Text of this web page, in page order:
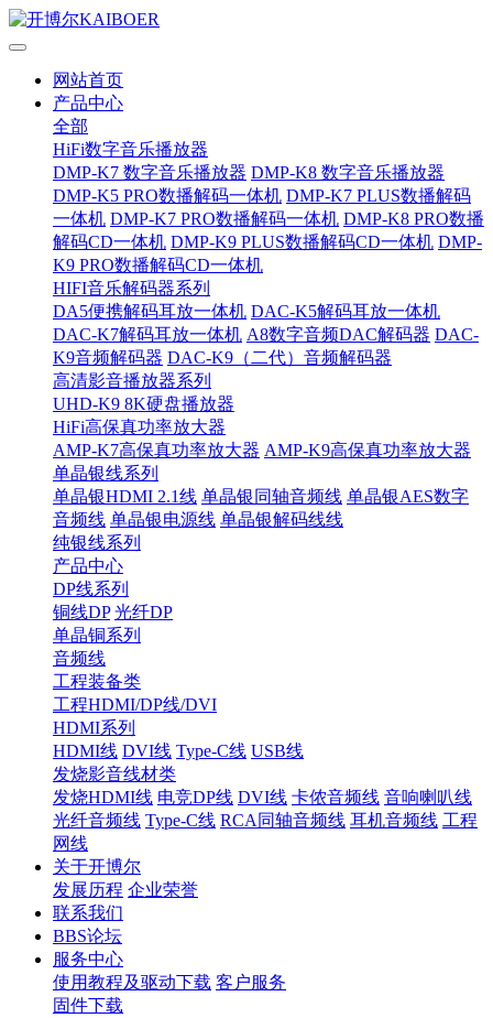
网站首页
产品中心
全部
HiFi数字音乐播放器
DMP-K7 数字音乐播放器 DMP-K8 数字音乐播放器
DMP-K5 PRO数播解码一体机 DMP-K7 PLUS数播解码
一体机 DMP-K7 PRO数播解码一体机 DMP-K8 PRO数播
解码CD一体机 DMP-K9 PLUS数播解码CD一体机 DMP-
K9 PRO数播解码CD一体机
HIFI音乐解码器系列
DA5便携解码耳放一体机 DAC-K5解码耳放一体机
DAC-K7解码耳放一体机 A8数字音频DAC解码器 DAC-
K9音频解码器 DAC-K9（二代）音频解码器
高清影音播放器系列
UHD-K9 8K硬盘播放器
HiFi高保真功率放大器
AMP-K7高保真功率放大器 AMP-K9高保真功率放大器
单晶银线系列
单晶银HDMI 2.1线 单晶银同轴音频线 单晶银AES数字
音频线 单晶银电源线 单晶银解码线线
纯银线系列
产品中心
DP线系列
铜线DP 光纤DP
单晶铜系列
音频线
工程装备类
工程HDMI/DP线/DVI
HDMI系列
HDMI线 DVI线 Type-C线 USB线
发烧影音线材类
发烧HDMI线 电竞DP线 DVI线 卡侬音频线 音响喇叭线
光纤音频线 Type-C线 RCA同轴音频线 耳机音频线 工程
网线
关于开博尔
发展历程 企业荣誉
联系我们
BBS论坛
服务中心
使用教程及驱动下载 客户服务
固件下载